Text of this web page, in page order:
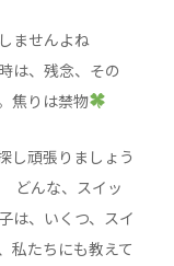
ませんよね
は、残念、その
焦りは禁物
し頑張りましょう
んな、スイッ
、いくつ、スイ
私たちにも教えて